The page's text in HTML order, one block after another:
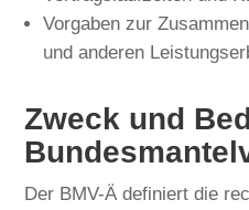
Vorgaben zur
und anderen
Zweck und
Der BMV-Ä definiert die